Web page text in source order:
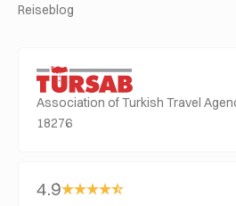
Reiseblog
Association of Turkish Travel
18276
4.9